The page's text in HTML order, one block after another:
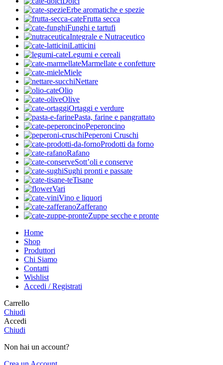
Erbe aromatiche e spezie
Frutta secca
Funghi e tartufi
Integrale e Nutraceutico
Latticini
Legumi e cereali
Marmellate e confetture
Miele
Nettare
Olio
Olive
Ortaggi e verdure
Pasta, farine e pangrattato
Peperoncino
Peperoni Cruschi
Prodotti da forno
Rafano
Sott’oli e conserve
Sughi pronti e passate
Tisane
Vari
Vino e liquori
Zafferano
Zuppe secche e pronte
Home
Shop
Produttori
Chi Siamo
Contatti
Wishlist
Accedi / Registrati
Carrello
Chiudi
Accedi
Chiudi
Non hai un account?